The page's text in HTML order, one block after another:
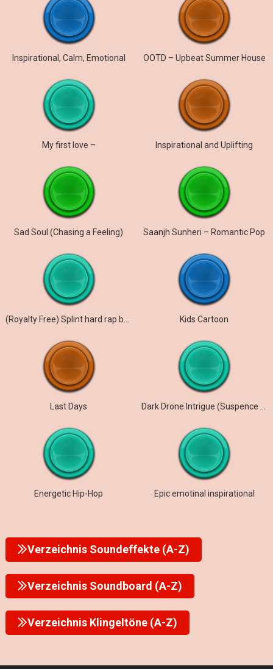
Inspirational, Calm, Emotional OOTD – Upbeat Summer House
My first love – Inspirational and Uplifting
Sad Soul (Chasing a Feeling) Saanjh Sunheri – Romantic Pop
Kids Cartoon
Last Days
Energetic Hip-Hop Epic emotinal inspirational
Verzeichnis Soundeffekte (A-Z)
Verzeichnis Soundboard (A-Z)
Verzeichnis Klingeltöne (A-Z)